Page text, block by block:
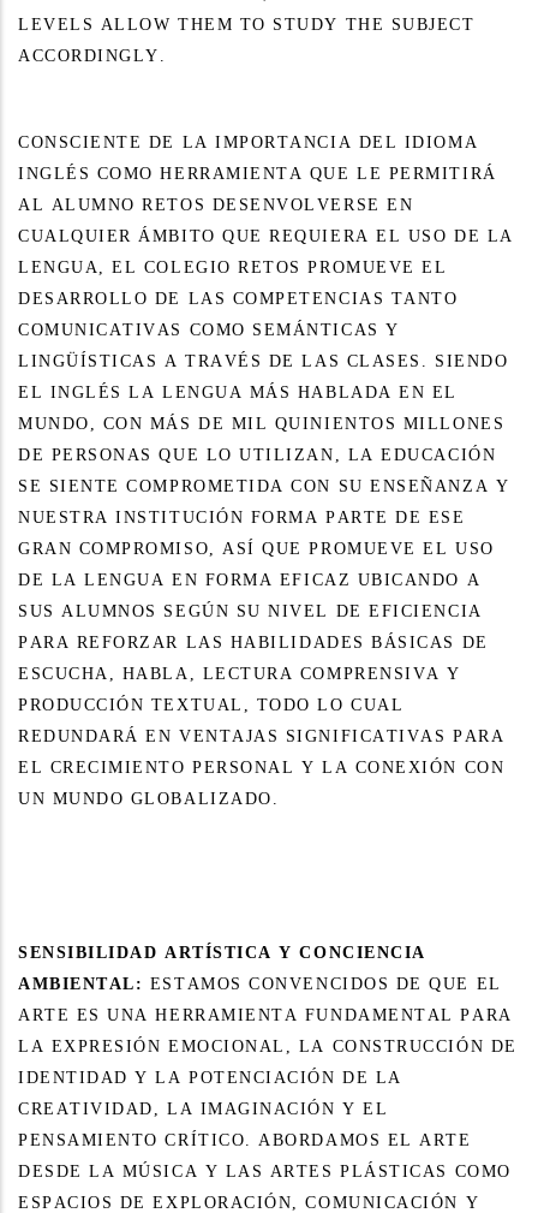
LEVELS ALLOW THEM TO STUDY THE SUBJECT
ACCORDINGLY.
CONSCIENTE DE LA IMPORTANCIA DEL IDIOMA
INGLÉS COMO HERRAMIENTA QUE LE PERMITIRÁ
AL ALUMNO RETOS DESENVOLVERSE EN
CUALQUIER ÁMBITO QUE REQUIERA EL USO DE LA
LENGUA, EL COLEGIO RETOS PROMUEVE EL
DESARROLLO DE LAS COMPETENCIAS TANTO
COMUNICATIVAS COMO SEMÁNTICAS Y
LINGÜÍSTICAS A TRAVÉS DE LAS CLASES.
SIENDO
EL INGLÉS LA LENGUA MÁS HABLADA EN EL
MUNDO, CON MÁS DE MIL QUINIENTOS MILLONES
DE PERSONAS QUE LO UTILIZAN, LA EDUCACIÓN
SE SIENTE COMPROMETIDA CON SU ENSEÑANZA Y
NUESTRA INSTITUCIÓN FORMA PARTE DE ESE
GRAN COMPROMISO, ASÍ QUE PROMUEVE EL USO
DE LA LENGUA EN FORMA EFICAZ UBICANDO A
SUS ALUMNOS SEGÚN SU NIVEL DE EFICIENCIA
PARA REFORZAR LAS HABILIDADES BÁSICAS DE
ESCUCHA, HABLA, LECTURA COMPRENSIVA Y
PRODUCCIÓN TEXTUAL, TODO LO CUAL
REDUNDARÁ EN VENTAJAS SIGNIFICATIVAS PARA
EL CRECIMIENTO PERSONAL Y LA CONEXIÓN CON
UN MUNDO GLOBALIZADO.
SENSIBILIDAD ARTÍSTICA Y CONCIENCIA
AMBIENTAL: ESTAMOS CONVENCIDOS DE QUE EL
ARTE ES UNA HERRAMIENTA FUNDAMENTAL PARA
LA EXPRESIÓN EMOCIONAL, LA CONSTRUCCIÓN DE
IDENTIDAD Y LA POTENCIACIÓN DE LA
CREATIVIDAD, LA IMAGINACIÓN Y EL
PENSAMIENTO CRÍTICO. ABORDAMOS EL ARTE
DESDE LA MÚSICA Y LAS ARTES PLÁSTICAS COMO
ESPACIOS DE EXPLORACIÓN, COMUNICACIÓN Y